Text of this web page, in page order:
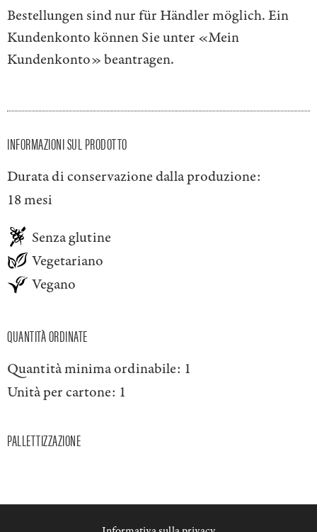
Bestellungen sind nur für Händler möglich. Ein
Kundenkonto können Sie unter «Mein
Kundenkonto»beantragen.
INFORMAZIONI SUL PRODOTTO
Durata di conservazione dalla produzione:
18 mesi
Senza glutine
Vegetariano
Vegano
QUANTITÀ ORDINATE
Quantità minima ordinabile: 1
Unità per cartone: 1
PALLETTIZZAZIONE